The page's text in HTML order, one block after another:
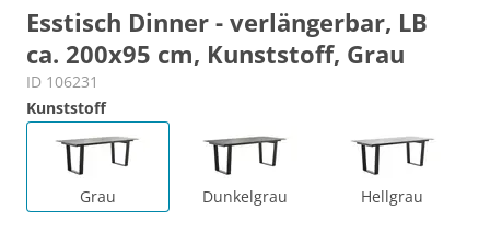
Esstisch Dinner - verlängerbar, LB
ca. 200x95 cm, Kunststoff, Grau
ID 106231
Kunststoff
Grau Dunkelgrau Hellgrau